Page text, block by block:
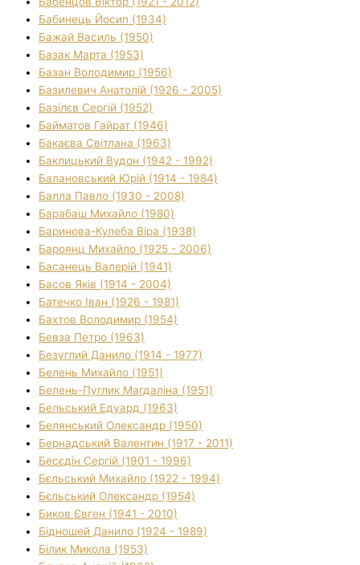
Бабинець Йосип (1934)
Бажай Василь (1950)
Базак Марта (1953)
Базан Володимир (1956)
Базилевич Анатолій (1926 - 2005)
Базілєв Сергій (1952)
Байматов Гайрат (1946)
Бакаєва Світлана (1963)
Баклицький Вудон (1942 - 1992)
Балановський Юрій (1914 - 1984)
Балла Павло (1930 - 2008)
Барабаш Михайло (1980)
Баринова-Кулеба Віра (1938)
Бароянц Михайло (1925 - 2006)
Басанець Валерій (1941)
Басов Яків (1914 - 2004)
Батечко Іван (1926 - 1981)
Бахтов Володимир (1954)
Бевза Петро (1963)
Безуглий Данило (1914 - 1977)
Белень Михайло (1951)
Белень-Пуглик Магдаліна (1951)
Бельський Едуард (1963)
Белянський Олександр (1950)
Бернадський Валентин (1917 - 2011)
Бесєдін Сергій (1901 - 1996)
Бєльський Михайло (1922 - 1994)
Бєльський Олександр (1954)
Биков Євген (1941 - 2010)
Бідношей Данило (1924 - 1989)
Білик Микола (1953)